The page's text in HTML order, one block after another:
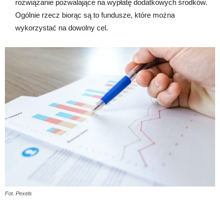
rozwiązanie pozwalające na wypłatę dodatkowych środków.
Ogólnie rzecz biorąc są to fundusze, które można
wykorzystać na dowolny cel.
Fot. Pexels